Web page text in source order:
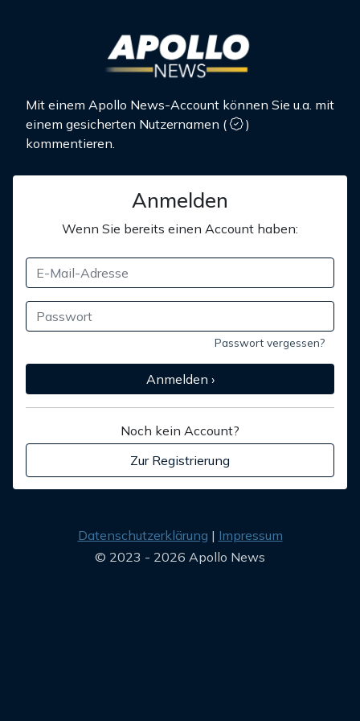
Mit einem Apollo News-Account können Sie u.a. mit
einem gesicherten Nutzernamen (
)
kommentieren.
Anmelden
Wenn Sie bereits einen Account haben:
Passwort vergessen?
Anmelden ›
Noch kein Account?
Zur Registrierung
Datenschutzerklärung
Impressum
© 2023 - 2026 Apollo News